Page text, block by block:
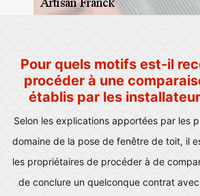
Pour quels motifs est-il
procéder à une
établis par les
Selon les explications apportées par les
domaine de la pose de fenêtre de toit, il
les propriétaires de procéder à de
de conclure un quelconque contrat